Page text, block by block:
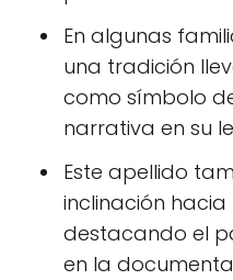
En algunas
una tradición
como símbolo
narrativa en su
Este apellido
inclinación
destacando el
en la